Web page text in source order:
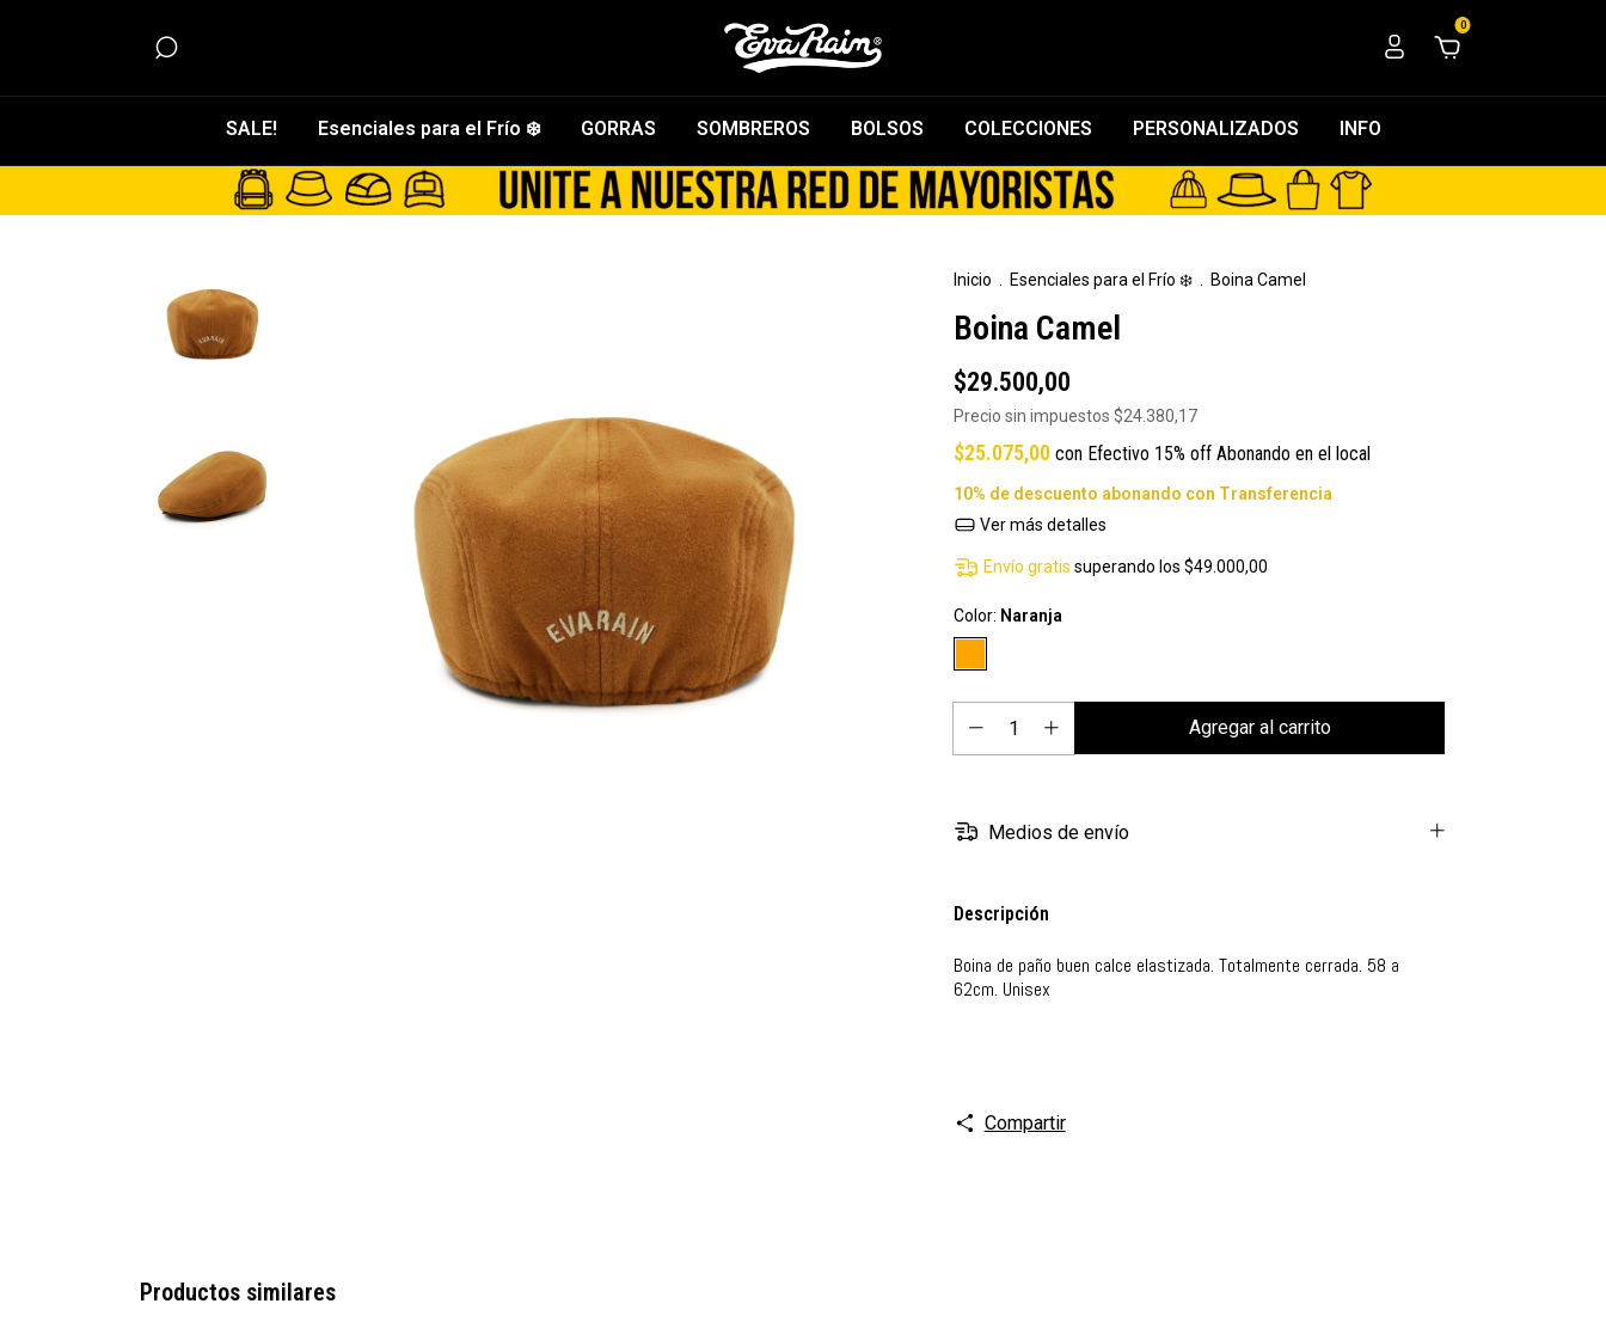
0
SALE! Esenciales para el Frío ❄️ GORRAS SOMBREROS BOLSOS COLECCIONES PERSONALIZADOS INFO
Inicio Esenciales para el Frío ❄️ Boina Camel
Boina Camel
$29.500,00
Precio sin impuestos $24.380,17
$25.075,00 con Efectivo 15% off Abonando en el local
Ver más detalles
Envío gratis superando los$49.000,00
Color: Naranja
Medios de envío
Descripción
Boina de paño buen calce elastizada. Totalmente cerrada. 58 a
62cm. Unisex
Compartir
Productos similares